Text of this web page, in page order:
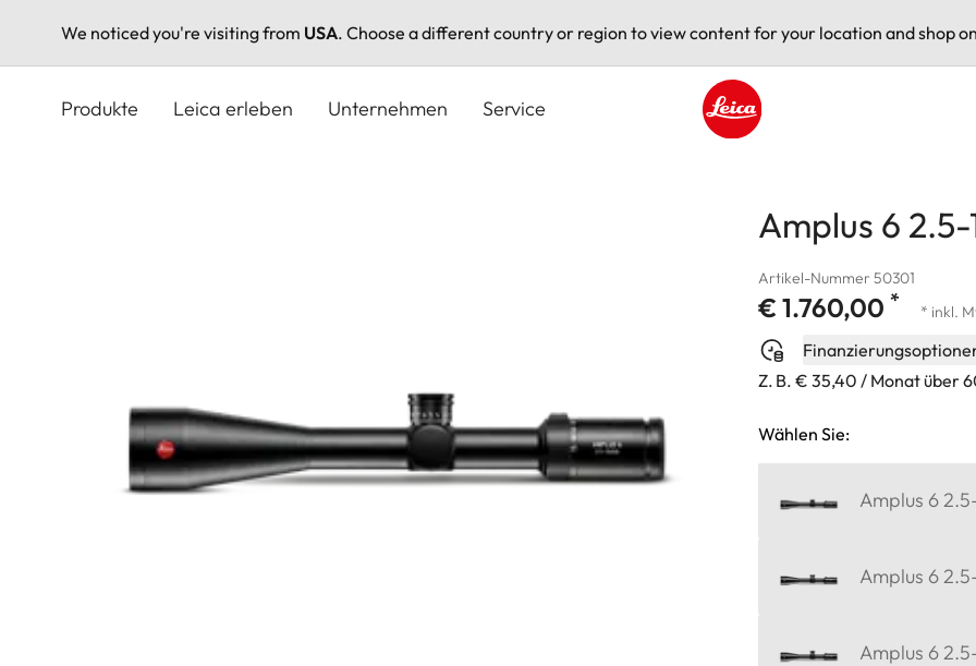
We noticed you're visiting from USA. Choose a different country or region to view content for your location and shop
Produkte Leica erleben Unternehmen Service
Amplus 6
Artikel-Nummer 50301
€ 1.760,00 * * inkl.
Z. B. € 35,40 / Monat über
Wählen Sie:
Amplus 6
Amplus 6
Amplus 6